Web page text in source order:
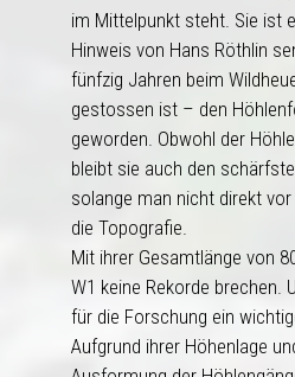
im Mittelpunkt steht. Sie ist
Hinweis von Hans Röthlin
fünfzig Jahren beim
gestossen ist – den
geworden. Obwohl der
bleibt sie auch den
solange man nicht direkt
die Topografie.
Mit ihrer Gesamtlänge von
W1 keine Rekorde brechen.
für die Forschung ein
Aufgrund ihrer Höhenlage